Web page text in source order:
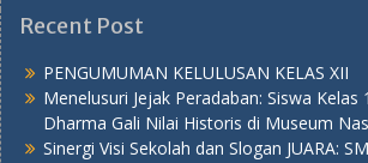
Recent Post
PENGUMUMAN KELULUSAN KELAS XII
Menelusuri Jejak Peradaban: Siswa Kelas
Dharma Gali Nilai Historis di Museum
Sinergi Visi Sekolah dan Slogan JUARA: